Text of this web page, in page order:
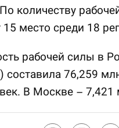
количеству
15 место среди 18
рабочей силы в
составила 76,259
В Москве – 7,421